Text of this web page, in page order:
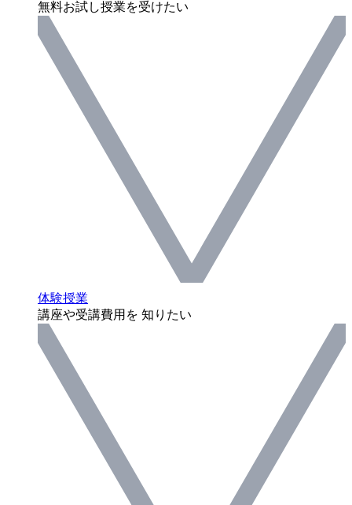
無料お試し授業を受けたい
体験授業
講座や受講費用を 知りたい